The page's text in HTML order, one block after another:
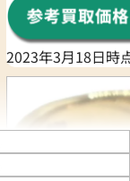
2023年3月18日時